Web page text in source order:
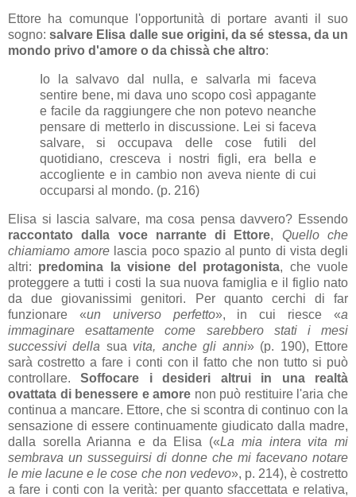
Ettore ha comunque l'opportunità di portare avanti il suo
sogno:salvare Elisa dalle sue origini, da sé stessa, da un
mondo privo d'amore o da chissà che altro:
Io la salvavo dal nulla, e salvarla mi faceva
sentire bene, mi dava uno scopo così appagante
e facile da raggiungere che non potevo neanche
pensare di metterlo in discussione. Lei si faceva
salvare, si occupava delle cose futili del
quotidiano, cresceva i nostri figli, era bella e
accogliente e in cambio non aveva niente di cui
occuparsi al mondo. (p. 216)
Elisa si lascia salvare, ma cosa pensa davvero? Essendo
raccontato dalla voce narrante di Ettore, Quello che
chiamiamo amore lascia poco spazio al punto di vista degli
altri: predomina la visione del protagonista, che vuole
proteggere a tutti i costi la sua nuova famiglia e il figlio nato
da due giovanissimi genitori. Per quanto cerchi di far
funzionare «un universo perfetto», in cui riesce «a
immaginare esattamente come sarebbero stati i mesi
successivi della sua vita, anche gli anni» (p. 190), Ettore
sarà costretto a fare i conti con il fatto che non tutto si può
controllare.Soffocare i desideri altrui in una realtà
ovattata di benessere e amore non può restituire l'aria che
continua a mancare. Ettore, che si scontra di continuo con la
sensazione di essere continuamente giudicato dalla madre,
dalla sorella Arianna e da Elisa («La mia intera vita mi
sembrava un susseguirsi di donne che mi facevano notare
le mie lacune e le cose che non vedevo», p. 214), è costretto
a fare i conti con la verità: per quanto sfaccettata e relativa,